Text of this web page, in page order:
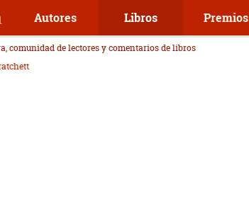
Autores Libros Premios
comunidad de lectores y comentarios de libros